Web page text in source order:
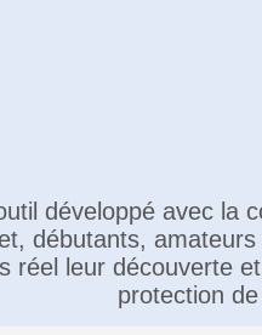
développé avec la
débutants,
réel leur découverte
protection